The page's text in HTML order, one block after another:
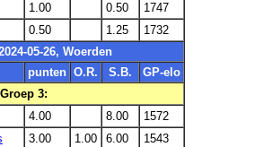
1.00 0.50
1747
0.50 1.25
1732
05-26, Woerden
punten O.R. S.B.
GP-elo
Groep 3:
4.00 8.00
1572
3.00 1.00 6.00
1543